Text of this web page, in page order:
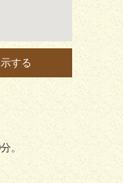
する
。